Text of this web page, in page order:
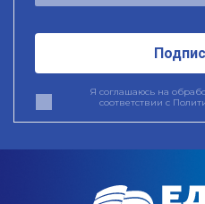
Я соглашаюсь на
соответствии с